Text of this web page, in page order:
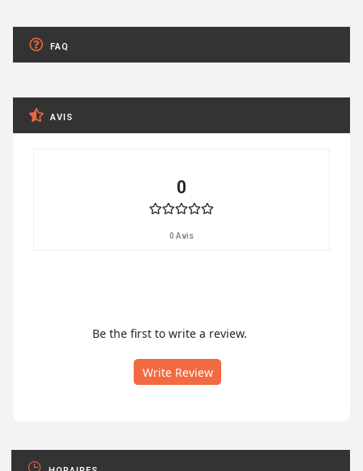
FAQ
AVIS
0
0 Avis
Be the first to write a review.
Write Review